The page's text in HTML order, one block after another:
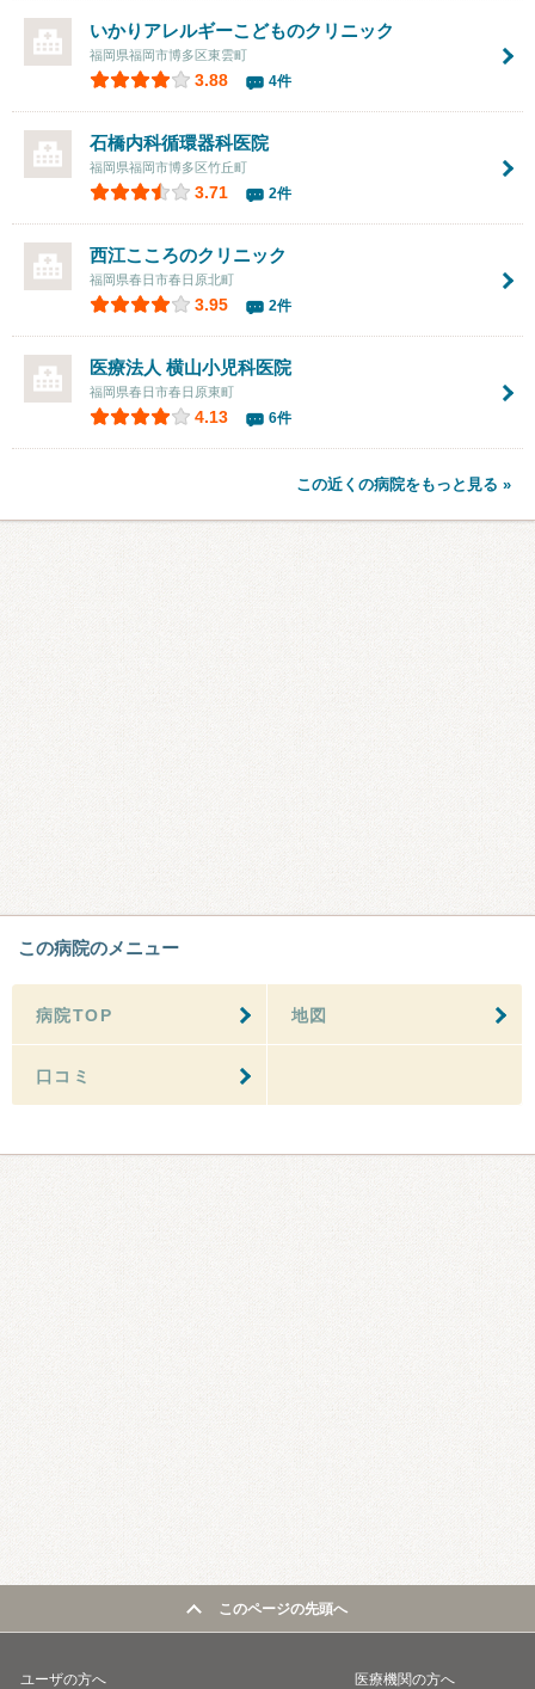
いかりアレルギーこどものクリニック
福岡県福岡市博多区東雲町
3.88 4件
石橋内科循環器科医院
福岡県福岡市博多区竹丘町
3.71 2件
西江こころのクリニック
福岡県春日市春日原北町
3.95 2件
医療法人 横山小児科医院
福岡県春日市春日原東町
4.13 6件
この近くの病院をもっと見る »
この病院のメニュー
病院TOP 地図
口コミ
このページの先頭へ
ユーザの方へ 医療機関の方へ